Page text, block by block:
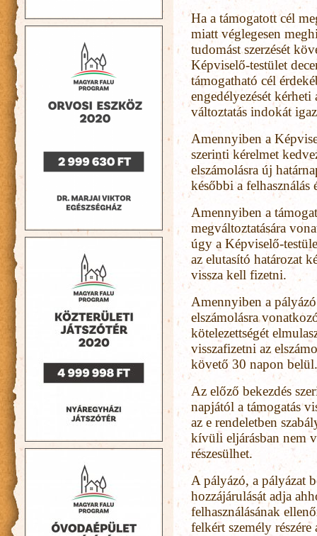
Ha a támogatott cél
miatt véglegesen
tudomást szerzését
Képviselő-testület
támogatható cél
engedélyezését
változtatás indokát
Amennyiben a
szerinti kérelmet
elszámolásra új
későbbi a
Amennyiben a
megváltoztatására
úgy a Képviselő-
az elutasító határozat
vissza kell fizetni.
Amennyiben a pályázó
elszámolásra
kötelezettségét
visszafizetni az
követő 30 napon belül.
Az előző bekezdés
napjától a támogatás
az e rendeletben
kívüli eljárásban nem
részesülhet.
A pályázó, a pályázat
hozzájárulását adja
felhasználásának
felkért személy